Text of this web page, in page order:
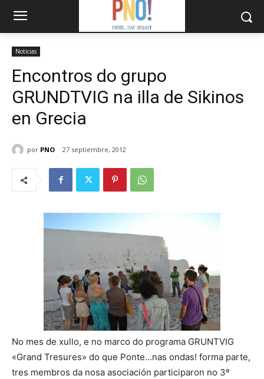
Noticias
Encontros do grupo
GRUNDTVIG na illa de Sikinos
en Grecia
por PNO 27 septiembre, 2012
No mes de xullo, e no marco do programa GRUNTVIG
«Grand Tresures» do que Ponte…nas ondas! forma parte,
tres membros da nosa asociación participaron no 3º